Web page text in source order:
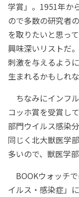
学賞」。1951年か
ので多数の研究者
を取りたいと思っ
興味深いリストだ
刺激を与えるよう
生まれるかもしれな
ちなみにインフ
コッホ賞を受賞し
部門ウイルス感染
同じく北大獣医学
多いので、獣医学
BOOKウォッチ
イルス・感染症」